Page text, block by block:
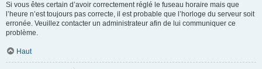
Si vous êtes certain d’avoir correctement réglé le fuseau horaire mais que
l’heure n’est toujours pas correcte, il est probable que l’horloge du serveur soit
erronée. Veuillez contacter un administrateur afin de lui communiquer ce
problème.
Haut